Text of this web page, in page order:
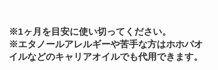
※1ヶ月を目安に使い切ってください。
※エタノールアレルギーや苦手な方はホホバオ
イルなどのキャリアオイルでも代用できます。